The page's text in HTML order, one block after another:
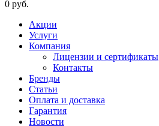
0 руб.
Акции
Услуги
Компания
Лицензии и сертификаты
Контакты
Бренды
Статьи
Оплата и доставка
Гарантия
Новости